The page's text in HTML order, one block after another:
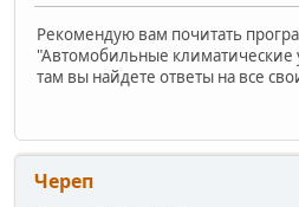
Рекомендую вам почитать
"Автомобильные климатические
там вы найдете ответы на все
Череп